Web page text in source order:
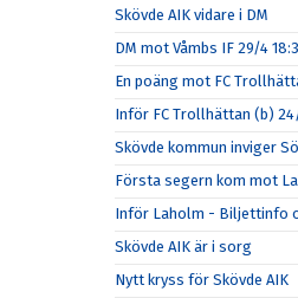
Skövde AIK vidare i DM
DM mot Våmbs IF 29/4
En poäng mot FC
Inför FC Trollhättan (b)
Skövde kommun inviger
Första segern kom mot
Inför Laholm - Biljettinfo
Skövde AIK är i sorg
Nytt kryss för Skövde AIK